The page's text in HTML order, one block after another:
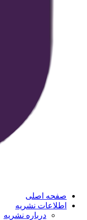
صفحه اصلی
اطلاعات نشریه
درباره نشریه